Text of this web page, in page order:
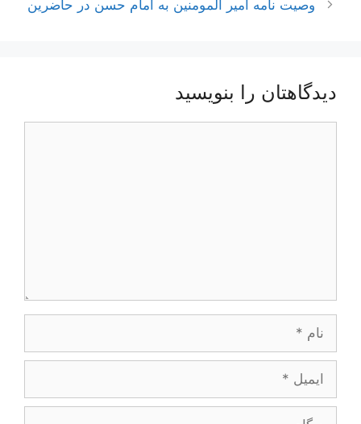
وصیت نامه امیر المومنین به امام حسن در حاضرین
دیدگاهتان را بنویسید
ایمیل
وبگاه